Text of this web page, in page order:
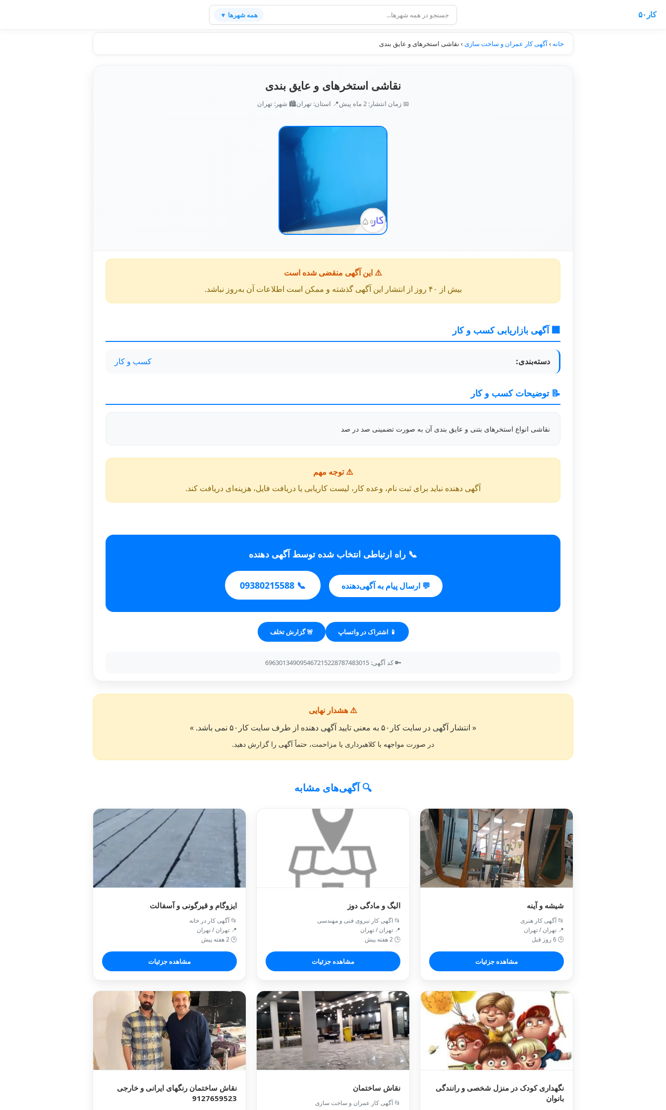
کار۵۰ همه شهرها ▼
خانه ›آگهی کار عمران و ساخت سازی› نقاشی استخرهای و عایق بندی
نقاشی استخرهای و عایق بندی
📅 زمان انتشار: 2 ماه پیش 📍 استان: تهران🏙️ شهر: تهران
⚠️ این آگهی منقضی شده است
بیش از ۴۰ روز از انتشار این آگهی گذشته و ممکن است اطلاعات آن به‌روز نباشد.
🏢 آگهی بازاریابی کسب و کار
دسته‌بندی: کسب و کار
📝 توضیحات کسب و کار
نقاشی انواع استخرهای بتنی و عایق بندی آن به صورت تضمینی صد در صد
⚠️ توجه مهم
آگهی دهنده نباید برای ثبت نام، وعده کار، لیست کاریابی یا دریافت فایل، هزینه‌ای دریافت کند.
📞 راه ارتباطی انتخاب شده توسط آگهی دهنده
💬 ارسال پیام به آگهی‌دهنده 📞 09380215588
📱 اشتراک در واتساپ 🚨 گزارش تخلف
🔑 کد آگهی: 696301349095467215228787483015
⚠️ هشدار نهایی
« انتشار آگهی در سایت کار۵۰ به معنی تایید آگهی دهنده از طرف سایت کار۵۰ نمی باشد. »
در صورت مواجهه با کلاهبرداری یا مزاحمت، حتماً آگهی را گزارش دهید.
🔍 آگهی‌های مشابه
شیشه و آینه
📂 آگهی کار هنری
📍 تهران / تهران
🕒 6 روز قبل
مشاهده جزئیات
الیگ و مادگی دوز
📂 اگهی کار نیروی فنی و مهندسی
📍 تهران / تهران
🕒 2 هفته پیش
مشاهده جزئیات
ایزوگام و قیرگونی و آسفالت
📂 آگهی کار در خانه
📍 تهران / تهران
🕒 2 هفته پیش
مشاهده جزئیات
نگهداری کودک در منزل شخصی و رانندگی
بانوان
نقاش ساختمان
📂 آگهی کار عمران و ساخت سازی
نقاش ساختمان رنگهای ایرانی و خارجی
9127659523